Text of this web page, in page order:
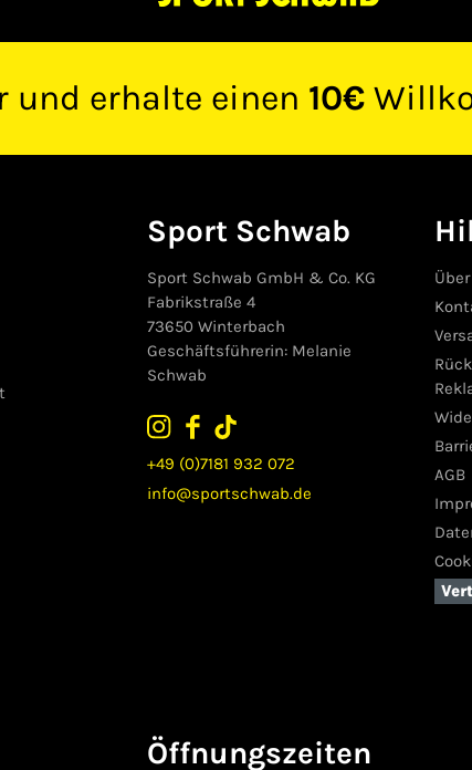
und erhalte einen 10€
Sport Schwab
Sport Schwab GmbH & Co. KG
Fabrikstraße 4
73650 Winterbach
Geschäftsführerin: Melanie
Schwab
+49 (0)7181 932 072
info@sportschwab.de
Öffnungszeiten
AGB